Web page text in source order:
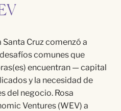
Cruz comenzó a
comunes que
encuentran — capital
y la necesidad de
del negocio. Rosa
Ventures (WEV) a